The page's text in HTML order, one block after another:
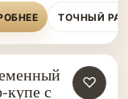
ТОЧНЫЙ
НА ЗАКАЗ
♡
с